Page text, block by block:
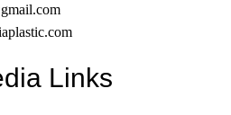
Links